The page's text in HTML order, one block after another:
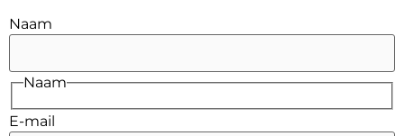
Naam
Naam
E-mail